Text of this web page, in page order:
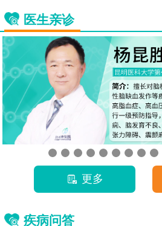
医生亲诊
更多
疾病问答